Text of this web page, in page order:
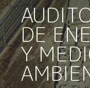
DE
Y